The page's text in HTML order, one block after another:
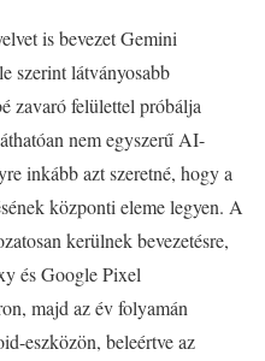
is bevezet Gemini
szerint látványosabb
zavaró felülettel próbálja
nem egyszerű AI-
inkább azt szeretné, hogy a
központi eleme legyen. A
kerülnek bevezetésre,
és Google Pixel
majd az év folyamán
eszközön, beleértve az